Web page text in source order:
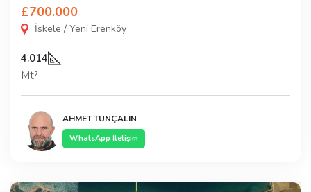
£700.000
İskele / Yeni Erenköy
4.014
Mt²
AHMET TUNÇALIN
WhatsApp İletişim